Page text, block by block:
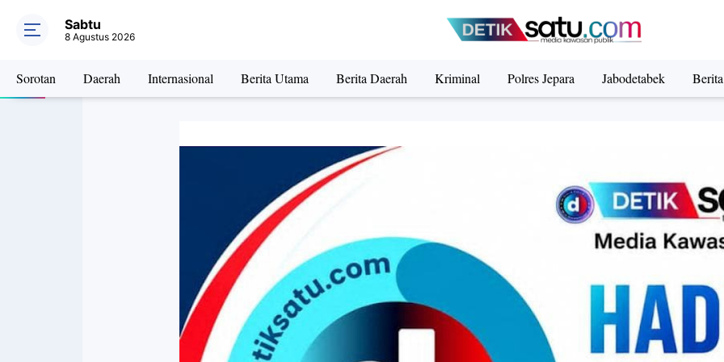
Sabtu
8 Agustus 2026
Sorotan Daerah Internasional Berita Utama Berita Daerah Kriminal Polres Jepara Jabodetabek